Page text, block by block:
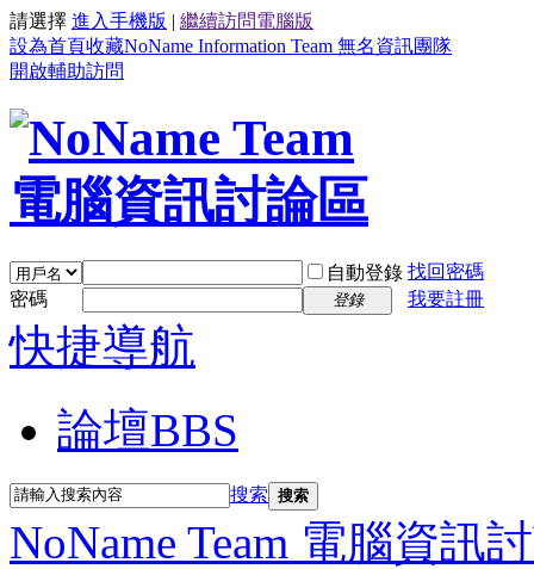
請選擇 進入手機版 | 繼續訪問電腦版
設為首頁收藏NoName Information Team 無名資訊團隊
開啟輔助訪問
自動登錄 找回密碼
密碼
登錄 我要註冊
快捷導航
論壇BBS
搜索 搜索
NoName Team 電腦資訊